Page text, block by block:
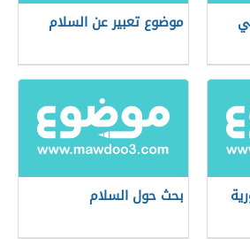
موضوع تعبير عن السلام
بحث حول السلام